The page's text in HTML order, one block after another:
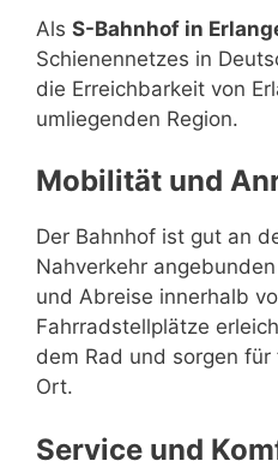
Als S-Bahnhof in
Schienennetzes in
die Erreichbarkeit von
umliegenden Region.
Mobilität und
Der Bahnhof ist gut an
Nahverkehr
und Abreise innerhalb
Fahrradstellplätze
dem Rad und sorgen
Ort.
Service und